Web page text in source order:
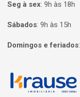
Seg à sex: 9h às 18h
Sábados: 9h às 15h
Domingos e feriados:
Página inicial